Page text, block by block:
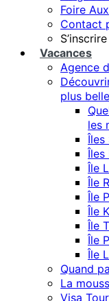
Foire
Contact
Vacances
Agence
plus
les
Îles
Îles
Île
Île
Île
Île
Île
Île
Île
Quand
La
Visa